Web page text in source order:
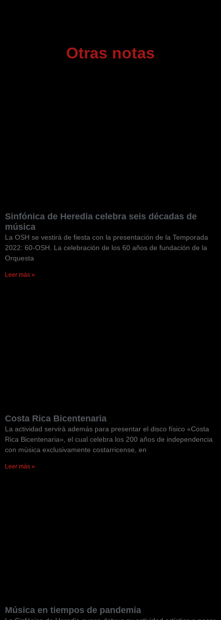
Otras notas
Sinfónica de Heredia celebra seis décadas de
música
La OSH se vestirá de fiesta con la presentación de la Temporada
2022: 60-OSH. La celebración de los 60 años de fundación de la
Orquesta
Leer más »
Costa Rica Bicentenaria
La actividad servirá además para presentar el disco físico «Costa
Rica Bicentenaria», el cual celebra los 200 años de independencia
con música exclusivamente costarricense, en
Leer más »
Música en tiempos de pandemia